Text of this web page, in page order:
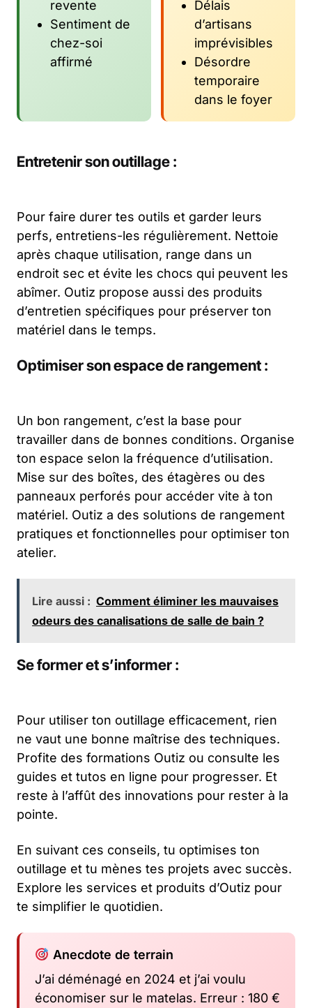
revente
Sentiment de
chez-soi
affirmé
Délais
d’artisans
imprévisibles
Désordre
temporaire
dans le foyer
Entretenir son outillage :
Pour faire durer tes outils et garder leurs
perfs, entretiens-les régulièrement. Nettoie
après chaque utilisation, range dans un
endroit sec et évite les chocs qui peuvent les
abîmer. Outiz propose aussi des produits
d’entretien spécifiques pour préserver ton
matériel dans le temps.
Optimiser son espace de rangement :
Un bon rangement, c’est la base pour
travailler dans de bonnes conditions. Organise
ton espace selon la fréquence d’utilisation.
Mise sur des boîtes, des étagères ou des
panneaux perforés pour accéder vite à ton
matériel. Outiz a des solutions de rangement
pratiques et fonctionnelles pour optimiser ton
atelier.
Lire aussi : Comment éliminer les mauvaises
odeurs des canalisations de salle de bain ?
Se former et s’informer :
Pour utiliser ton outillage efficacement, rien
ne vaut une bonne maîtrise des techniques.
Profite des formations Outiz ou consulte les
guides et tutos en ligne pour progresser. Et
reste à l’affût des innovations pour rester à la
pointe.
En suivant ces conseils, tu optimises ton
outillage et tu mènes tes projets avec succès.
Explore les services et produits d’Outiz pour
te simplifier le quotidien.
Anecdote de terrain
J’ai déménagé en 2024 et j’ai voulu
économiser sur le matelas. Erreur : 180 €